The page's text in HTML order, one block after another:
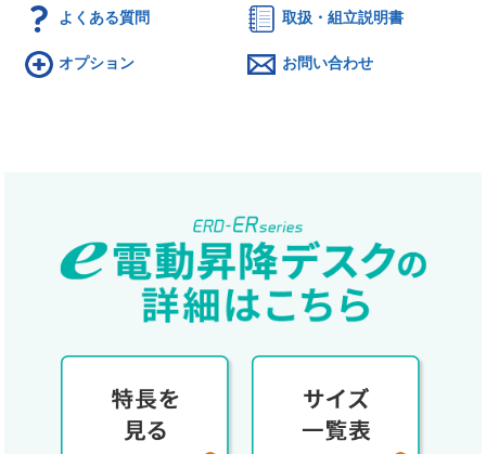
よくある質問 取扱・組立説明書
オプション お問い合わせ